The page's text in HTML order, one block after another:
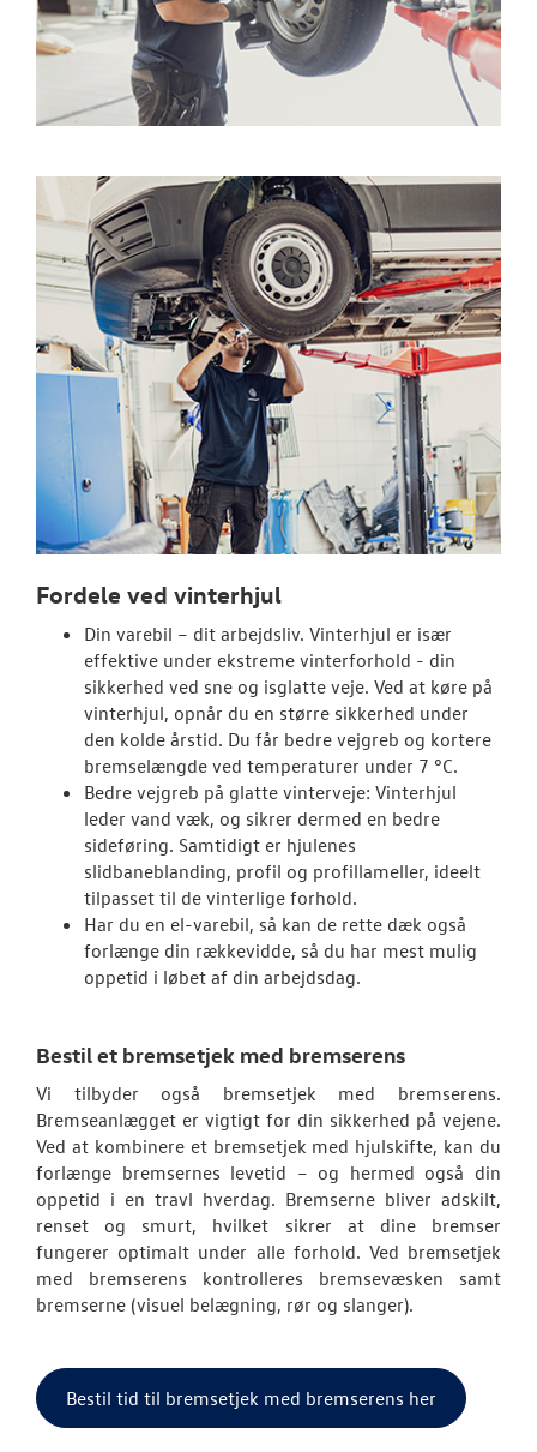
Fordele ved vinterhjul
Din varebil – dit arbejdsliv. Vinterhjul er især
effektive under ekstreme vinterforhold - din
sikkerhed ved sne og isglatte veje. Ved at køre på
vinterhjul, opnår du en større sikkerhed under
den kolde årstid. Du får bedre vejgreb og kortere
bremselængde ved temperaturer under 7 °C.
Bedre vejgreb på glatte vinterveje: Vinterhjul
leder vand væk, og sikrer dermed en bedre
sideføring. Samtidigt er hjulenes
slidbaneblanding, profil og profillameller, ideelt
tilpasset til de vinterlige forhold.
Har du en el-varebil, så kan de rette dæk også
forlænge din rækkevidde, så du har mest mulig
oppetid i løbet af din arbejdsdag.
Bestil et bremsetjek med bremserens
Vi tilbyder også bremsetjek med bremserens.
Bremseanlægget er vigtigt for din sikkerhed på vejene.
Ved at kombinere et bremsetjek med hjulskifte, kan du
forlænge bremsernes levetid – og hermed også din
oppetid i en travl hverdag. Bremserne bliver adskilt,
renset og smurt, hvilket sikrer at dine bremser
fungerer optimalt under alle forhold. Ved bremsetjek
med bremserens kontrolleres bremsevæsken samt
bremserne (visuel belægning, rør og slanger).
Bestil tid til bremsetjek med bremserens her